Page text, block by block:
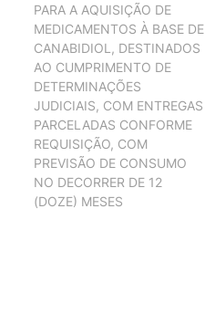
PARA A AQUISIÇÃO DE
MEDICAMENTOS À BASE DE
CANABIDIOL, DESTINADOS
AO CUMPRIMENTO DE
DETERMINAÇÕES
JUDICIAIS, COM ENTREGAS
PARCELADAS CONFORME
REQUISIÇÃO, COM
PREVISÃO DE CONSUMO
NO DECORRER DE 12
(DOZE) MESES